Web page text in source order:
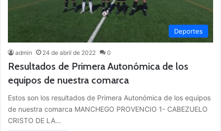
Deportes
admin 24 de abril de 2022 0
Resultados de Primera Autonómica de los
equipos de nuestra comarca
Estos son los resultados de Primera Autonómica de los equipos
de nuestra comarca MANCHEGO PROVENCIO 1- CABEZUELO
CRISTO DE LA…